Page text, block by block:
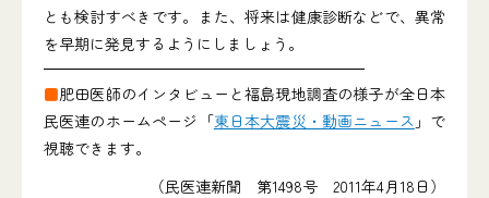
とも検討すべきです。また、将来は健康診断などで、異常
を早期に発見するようにしましょう。
■肥田医師のインタビューと福島現地調査の様子が全日本
民医連のホームページ「東日本大震災・動画ニュース 」で
視聴できます。
（民医連新聞 第1498号 2011年4月18日）